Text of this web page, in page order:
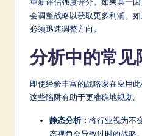
重新评估强度评分。如果某一
会调整战略以获取更多利润。
必须迅速调整方向。
分析中的常见
即使经验丰富的战略家在应用
这些陷阱有助于更准确地规划。
静态分析： 将行业视为不
态视角会导致过时的战略。